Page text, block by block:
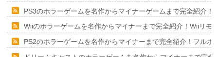
PS3のホラーゲームを名作からマイナーゲームまで完全紹介
Wiiのホラーゲームを名作からマイナーまで完全紹介！Wiiリモ
PS2のホラーゲームを名作からマイナーまで完全紹介！フルポ